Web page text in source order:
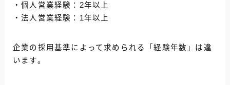
・個人営業経験：2年以上
・法人営業経験：1年以上
企業の採用基準によって求められる「経験年数」は違
います。